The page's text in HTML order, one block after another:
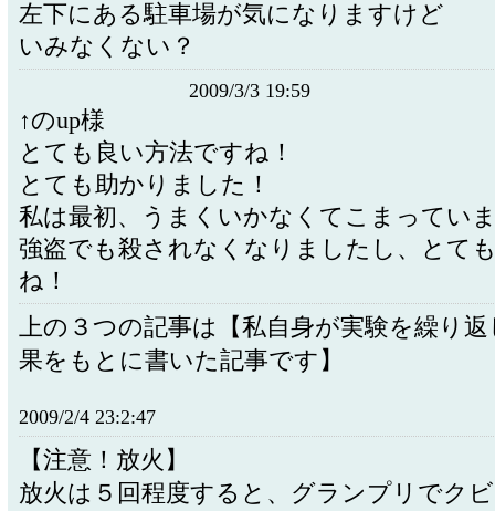
左下にある駐車場が気になりますけど
いみなくない？
2009/3/3 19:59
↑のup様
とても良い方法ですね！
とても助かりました！
私は最初、うまくいかなくてこまってい
強盗でも殺されなくなりましたし、とて
ね！
上の３つの記事は【私自身が実験を繰り
果をもとに書いた記事です】
2009/2/4 23:2:47
【注意！放火】
放火は５回程度すると、グランプリでク